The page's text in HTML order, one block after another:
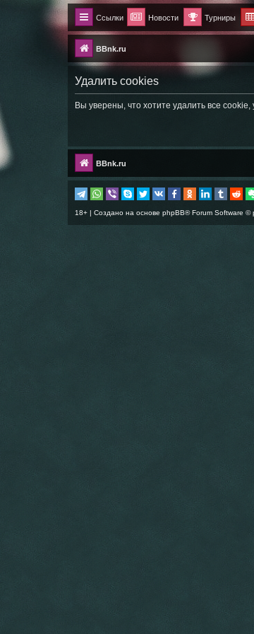
Ссылки Новости Турниры
BBnk.ru
Удалить cookies
Вы уверены, что хотите удалить все
BBnk.ru
18+ | Создано на основе phpBB® Forum Software ©